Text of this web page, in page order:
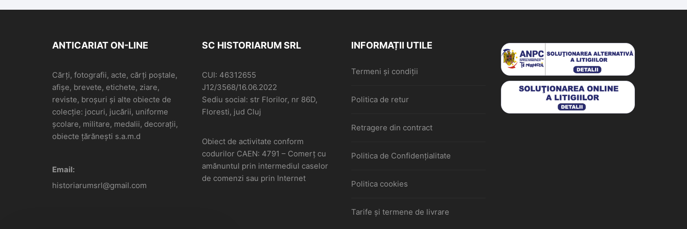
ANTICARIAT ON-LINE
Cărți, fotografii, acte, cărți poștale,
afișe, brevete, etichete, ziare,
reviste, broșuri și alte obiecte de
colecție: jocuri, jucării, uniforme
școlare, militare, medalii, decorații,
obiecte țărănești s.a.m.d
Email:
historiarumsrl@gmail.com
SC HISTORIARUM SRL
CUI: 46312655
J12/3568/16.06.2022
Sediu social: str Florilor, nr 86D,
Floresti, jud Cluj
Obiect de activitate conform
codurilor CAEN: 4791 – Comerţ cu
amănuntul prin intermediul caselor
de comenzi sau prin Internet
INFORMAȚII UTILE
Termeni și condiții
Politica de retur
Retragere din contract
Politica de Confidențialitate
Politica cookies
Tarife și termene de livrare